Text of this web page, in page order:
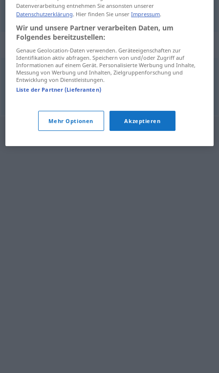
salpicar,manchar sprenkeln
Synonyme für "sprenkeln"
ädern,marmorieren,masern
Datenverarbeitung entnehmen Sie ansonsten unserer
Datenschutzerklärung. Hier finden Sie unserImpressum.
Wir und unsere Partner verarbeiten Daten, um
Folgendes bereitzustellen:
Genaue Geolocation-Daten verwenden. Geräteeigenschaften zur
Identifikation aktiv abfragen. Speichern von und/oder Zugriff auf
Informationen auf einem Gerät. Personalisierte Werbung und Inhalte,
Messung von Werbung und Inhalten, Zielgruppenforschung und
Entwicklung von Dienstleistungen.
Liste der Partner (Lieferanten)
Mehr Optionen Akzeptieren